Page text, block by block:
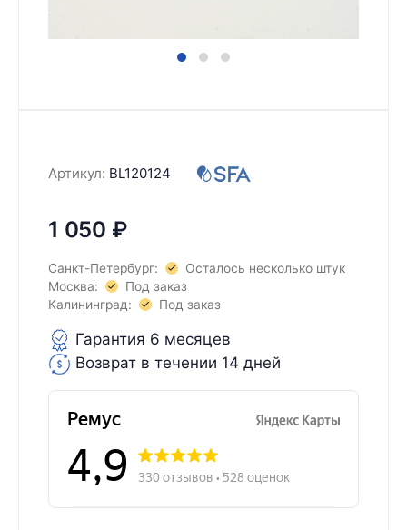
Артикул: BL120124
1 050 ₽
Санкт-Петербург:
Осталось несколько штук
Москва:
Под заказ
Калининград:
Под заказ
Гарантия 6 месяцев
Возврат в течении 14 дней